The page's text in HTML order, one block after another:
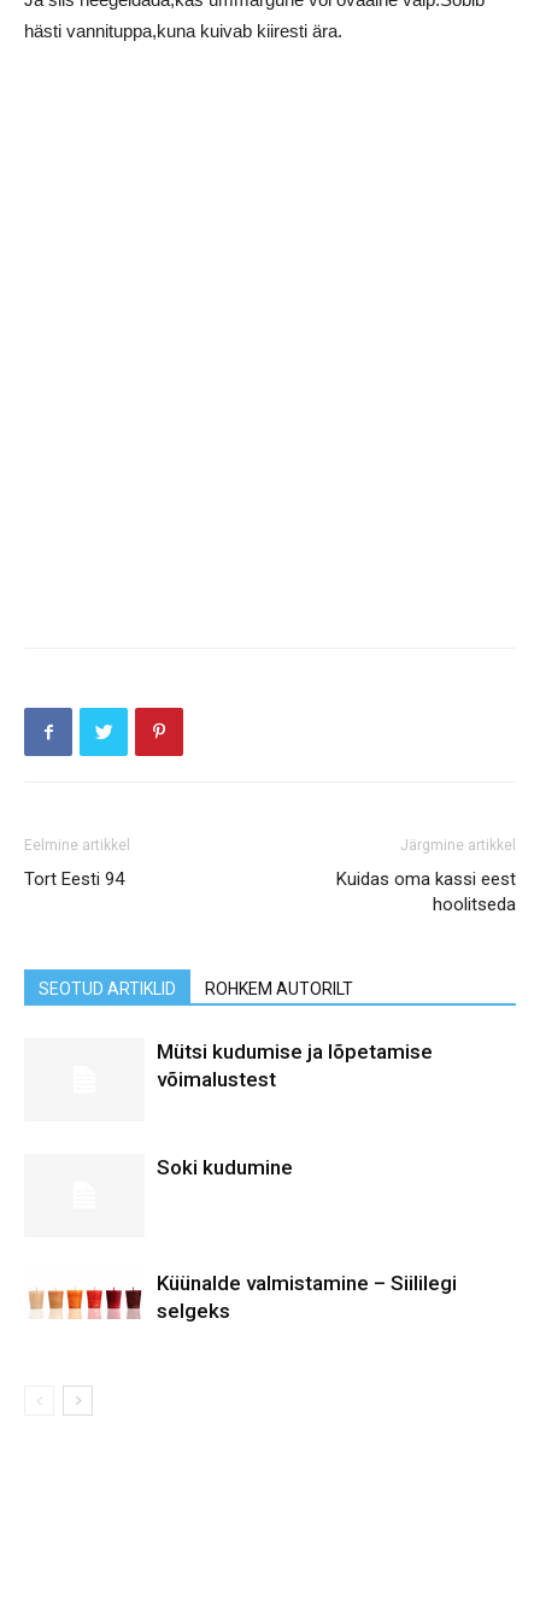
hästi vannituppa,kuna kuivab kiiresti ära.
Eelmine artikkel
Tort Eesti 94
Järgmine artikkel
Kuidas oma kassi eest
hoolitseda
SEOTUD ARTIKLID ROHKEM AUTORILT
Mütsi kudumise ja lõpetamise
võimalustest
Soki kudumine
Küünalde valmistamine – Siililegi
selgeks